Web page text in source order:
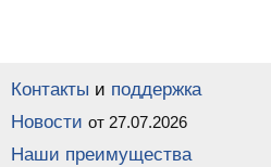
Контакты и поддержка
Новости от 27.07.2026
Наши преимущества